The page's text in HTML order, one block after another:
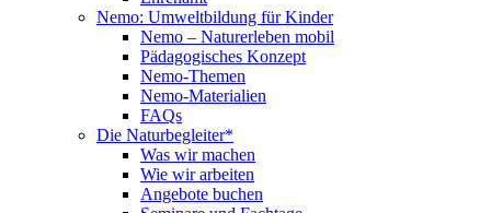
Nemo: Umweltbildung für Kinder
Nemo – Naturerleben mobil
Pädagogisches Konzept
Nemo-Themen
Nemo-Materialien
FAQs
Die Naturbegleiter*
Was wir machen
Wie wir arbeiten
Angebote buchen